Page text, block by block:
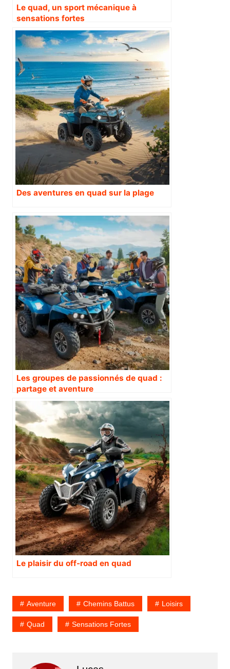
Le quad, un sport mécanique à
sensations fortes
Des aventures en quad sur la plage
Les groupes de passionnés de quad :
partage et aventure
Le plaisir du off-road en quad
Aventure Chemins Battus Loisirs
Quad Sensations Fortes